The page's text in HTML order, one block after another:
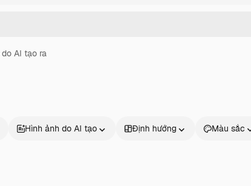
AI tạo ra
Hình ảnh do AI tạo Định hướng Màu sắc